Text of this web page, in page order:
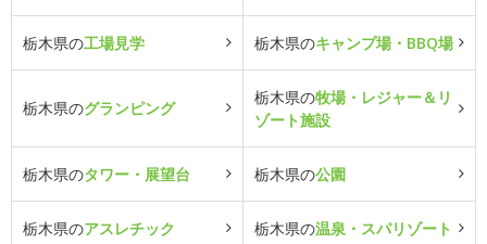
栃木県の工場見学 栃木県のキャンプ場・BBQ場
栃木県のグランピング
栃木県の牧場・レジャー＆リ
ゾート施設
栃木県のタワー・展望台 栃木県の公園
栃木県のアスレチック 栃木県の温泉・スパリゾート